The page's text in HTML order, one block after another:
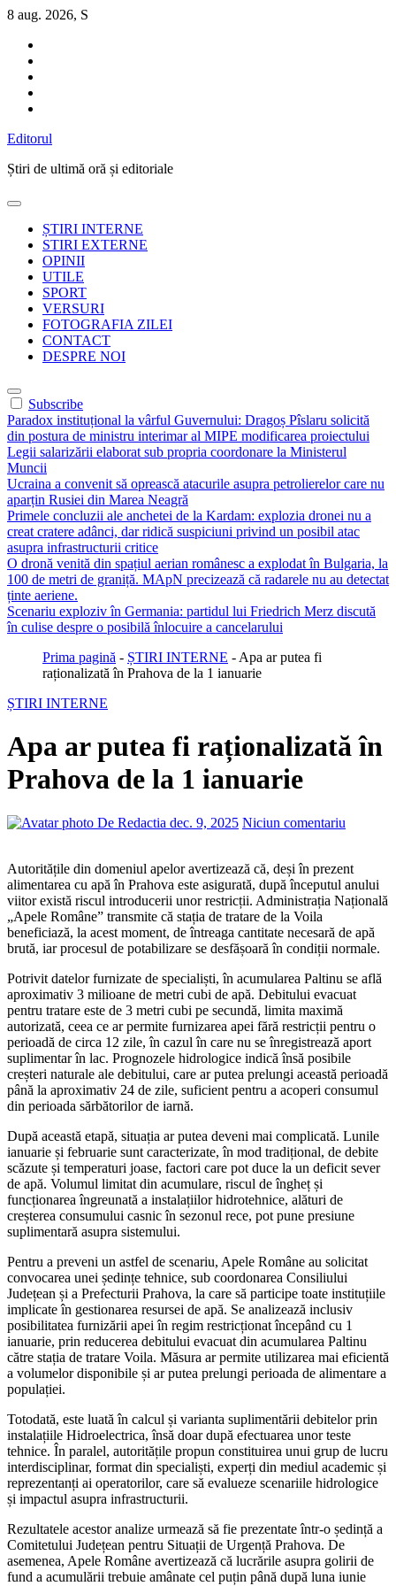
Sari
conținut
8 aug. 2026, S
Editorul
Știri de ultimă oră și editoriale
ȘTIRI INTERNE
STIRI EXTERNE
OPINII
UTILE
SPORT
VERSURI
FOTOGRAFIA ZILEI
CONTACT
DESPRE NOI
Subscribe
Paradox instituțional la vârful Guvernului: Dragoș Pîslaru solicită
din postura de ministru interimar al MIPE modificarea proiectului
Legii salarizării elaborat sub propria coordonare la Ministerul
Muncii
Ucraina a convenit să oprească atacurile asupra petrolierelor care nu
aparțin Rusiei din Marea Neagră
Primele concluzii ale anchetei de la Kardam: explozia dronei nu a
creat cratere adânci, dar ridică suspiciuni privind un posibil atac
asupra infrastructurii critice
O dronă venită din spațiul aerian românesc a explodat în Bulgaria, la
100 de metri de graniță. MApN precizează că radarele nu au detectat
ținte aeriene.
Scenariu exploziv în Germania: partidul lui Friedrich Merz discută
în culise despre o posibilă înlocuire a cancelarului
Prima pagină - ȘTIRI INTERNE - Apa ar putea fi
raționalizată în Prahova de la 1 ianuarie
ȘTIRI INTERNE
Apa ar putea fi raționalizată în
Prahova de la 1 ianuarie
De Redactia dec. 9, 2025 Niciun comentariu
Autoritățile din domeniul apelor avertizează că, deși în prezent
alimentarea cu apă în Prahova este asigurată, după începutul anului
viitor există riscul introducerii unor restricții. Administrația Națională
„Apele Române” transmite că stația de tratare de la Voila
beneficiază, la acest moment, de întreaga cantitate necesară de apă
brută, iar procesul de potabilizare se desfășoară în condiții normale.
Potrivit datelor furnizate de specialiști, în acumularea Paltinu se află
aproximativ 3 milioane de metri cubi de apă. Debitului evacuat
pentru tratare este de 3 metri cubi pe secundă, limita maximă
autorizată, ceea ce ar permite furnizarea apei fără restricții pentru o
perioadă de circa 12 zile, în cazul în care nu se înregistrează aport
suplimentar în lac. Prognozele hidrologice indică însă posibile
creșteri naturale ale debitului, care ar putea prelungi această perioadă
până la aproximativ 24 de zile, suficient pentru a acoperi consumul
din perioada sărbătorilor de iarnă.
După această etapă, situația ar putea deveni mai complicată. Lunile
ianuarie și februarie sunt caracterizate, în mod tradițional, de debite
scăzute și temperaturi joase, factori care pot duce la un deficit sever
de apă. Volumul limitat din acumulare, riscul de îngheț și
funcționarea îngreunată a instalațiilor hidrotehnice, alături de
creșterea consumului casnic în sezonul rece, pot pune presiune
suplimentară asupra sistemului.
Pentru a preveni un astfel de scenariu, Apele Române au solicitat
convocarea unei ședințe tehnice, sub coordonarea Consiliului
Județean și a Prefecturii Prahova, la care să participe toate instituțiile
implicate în gestionarea resursei de apă. Se analizează inclusiv
posibilitatea furnizării apei în regim restricționat începând cu 1
ianuarie, prin reducerea debitului evacuat din acumularea Paltinu
către stația de tratare Voila. Măsura ar permite utilizarea mai eficientă
a volumelor disponibile și ar putea prelungi perioada de alimentare a
populației.
Totodată, este luată în calcul și varianta suplimentării debitelor prin
instalațiile Hidroelectrica, însă doar după efectuarea unor teste
tehnice. În paralel, autoritățile propun constituirea unui grup de lucru
interdisciplinar, format din specialiști, experți din mediul academic și
reprezentanți ai operatorilor, care să evalueze scenariile hidrologice
și impactul asupra infrastructurii.
Rezultatele acestor analize urmează să fie prezentate într-o ședință a
Comitetului Județean pentru Situații de Urgență Prahova. De
asemenea, Apele Române avertizează că lucrările asupra golirii de
fund a acumulării trebuie amânate cel puțin până după luna iunie